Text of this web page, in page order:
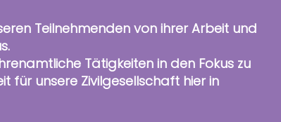
Teilnehmenden von ihrer Arbeit und
Tätigkeiten in den Fokus zu
für unsere Zivilgesellschaft hier in